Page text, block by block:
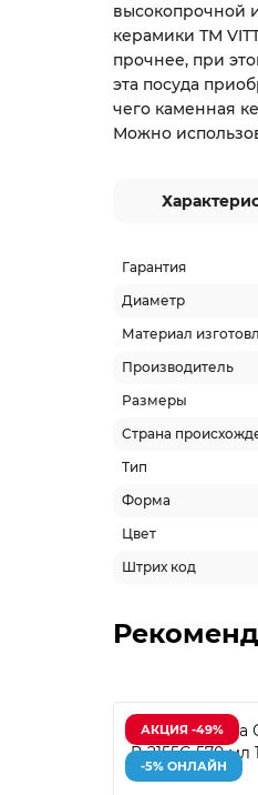
высокопрочной
керамики ТМ
прочнее, при
эта посуда
чего каменная
Можно
Гарантия
Диаметр
Материал
Производитель
Размеры
Страна
Тип
Форма
Цвет
Штрих код
АКЦИЯ -49%
-5% ОНЛАЙН